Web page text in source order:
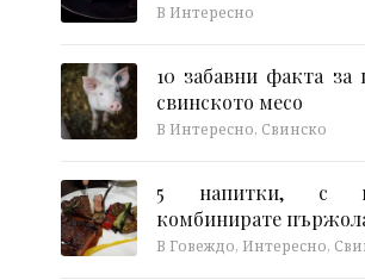
В Интересно
10 забавни факта за
свинското месо
В Интересно, Свинско
5 напитки, с
комбинирате
В Говеждо, Интересно,